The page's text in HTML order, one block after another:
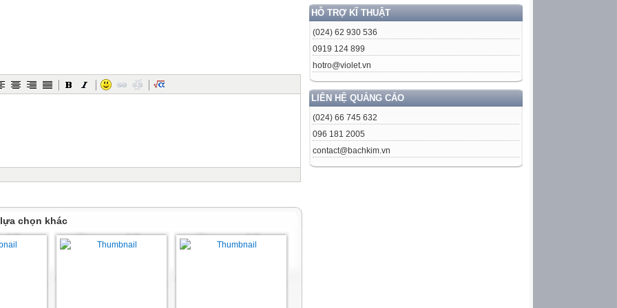
HỖ TRỢ KĨ THUẬT
(024) 62 930 536
0919 124 899
hotro@violet.vn
LIÊN HỆ QUẢNG CÁO
(024) 66 745 632
096 181 2005
contact@bachkim.vn
không đập thì chết?
chọn khác